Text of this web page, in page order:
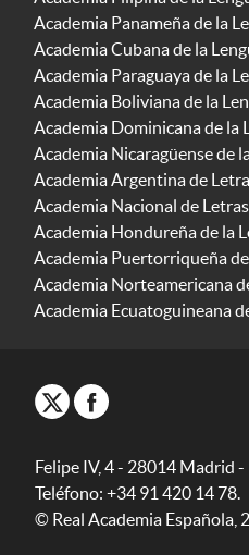
Academia Panameña de la
Academia Cubana de la
Academia Paraguaya de la
Academia Boliviana de la
Academia Dominicana de la
Academia Nicaragüense de
Academia Argentina de
Academia Nacional de
Academia Hondureña de la
Academia Puertorriqueña
Academia Norteamericana
Academia Ecuatoguineana
Felipe IV, 4 - 28014 Madrid -
Teléfono: +34 91 420 14 78.
© Real Academia Española,